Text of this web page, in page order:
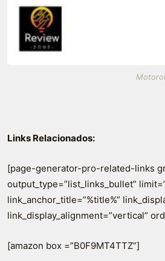
Links Relacionados:
[page-generator-pro-related-links
output_type=”list_links_bullet”
link_anchor_title=”%title%”
link_display_alignment=”vertical”
[amazon box =”B0F9MT4TTZ”]